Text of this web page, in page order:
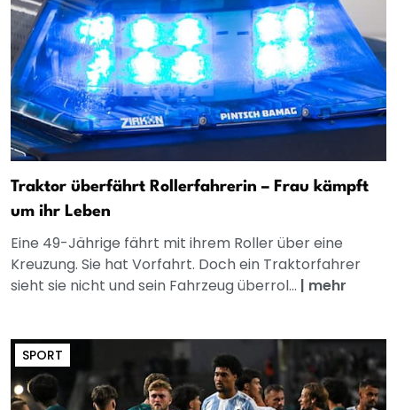
Traktor überfährt Rollerfahrerin – Frau kämpft
um ihr Leben
Eine 49-Jährige fährt mit ihrem Roller über eine
Kreuzung. Sie hat Vorfahrt. Doch ein Traktorfahrer
sieht sie nicht und sein Fahrzeug überrol... | mehr
SPORT